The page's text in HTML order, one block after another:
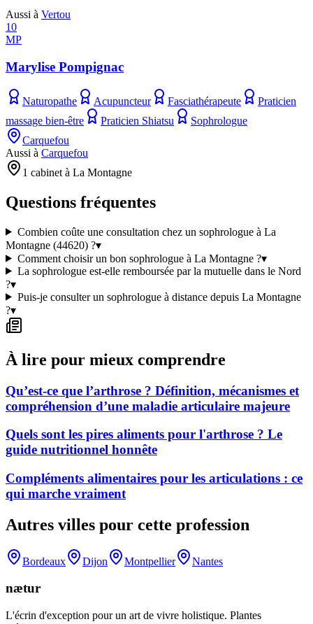
Aussi à Vertou
10
MP
Marylise Pompignac
Naturopathe Acupuncteur Fasciathérapeute
Praticien
massage bien-être
Praticien Shiatsu
Sophrologue
Carquefou
Aussi à Carquefou
1 cabinet à La Montagne
Questions fréquentes
Combien coûte une consultation chez un sophrologue à La
Montagne (44620) ?▾
Comment choisir un bon sophrologue à La Montagne ?▾
La sophrologue est-elle remboursée par la mutuelle dans le Nord
?▾
Puis-je consulter un sophrologue à distance depuis La Montagne
?▾
À lire pour mieux comprendre
Qu’est-ce que l’arthrose ? Définition, mécanismes et
compréhension d’une maladie articulaire majeure
Quels sont les pires aliments pour l'arthrose ? Le
guide nutritionnel honnête
Compléments alimentaires pour les articulations : ce
qui marche vraiment
Autres villes pour cette profession
Bordeaux Dijon Montpellier Nantes
nætur
L'écrin d'exception pour un art de vivre holistique. Plantes